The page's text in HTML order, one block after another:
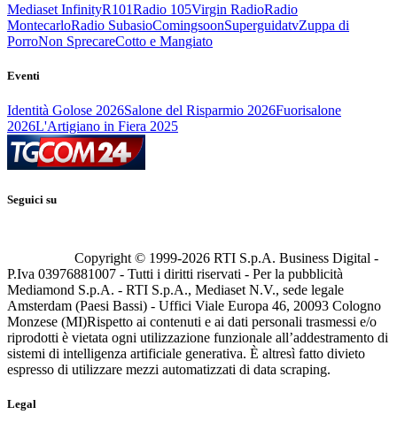
Mediaset InfinityR101Radio 105Virgin RadioRadio
MontecarloRadio SubasioComingsoonSuperguidatvZuppa di
PorroNon SprecareCotto e Mangiato
Eventi
Identità Golose 2026Salone del Risparmio 2026Fuorisalone
2026L'Artigiano in Fiera 2025
Seguici su
Copyright © 1999-2026 RTI S.p.A. Business Digital -
P.Iva 03976881007 - Tutti i diritti riservati - Per la pubblicità
Mediamond S.p.A. - RTI S.p.A., Mediaset N.V., sede legale
Amsterdam (Paesi Bassi) - Uffici Viale Europa 46, 20093 Cologno
Monzese (MI)Rispetto ai contenuti e ai dati personali trasmessi e/o
riprodotti è vietata ogni utilizzazione funzionale all’addestramento di
sistemi di intelligenza artificiale generativa. È altresì fatto divieto
espresso di utilizzare mezzi automatizzati di data scraping.
Legal